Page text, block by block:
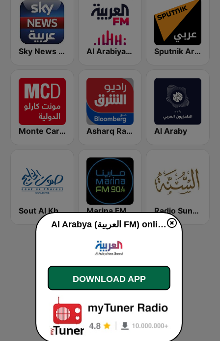
Sky News Arabia (سكاي نيوز عربية) Al Arabiya (العربية FM) Sputnik Arabic (عربي)
Monte Carlo Doualiya Asharq Radio with Bloomberg Al Araby
Sout Al Khaleej FM صوت الخليج Marina FM 90.4 (مارينا) Radio Sunna إذاعة السنة
Al Arabya (العربية FM) online
DOWNLOAD APP